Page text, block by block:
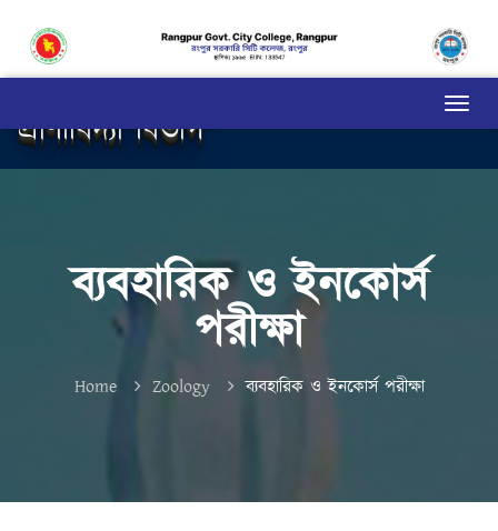
প্রাণীবিদ্যা বিভাগ
ব্যবহারিক ও ইনকোর্স
পরীক্ষা
Home Zoology ব্যবহারিক ও ইনকোর্স পরীক্ষা